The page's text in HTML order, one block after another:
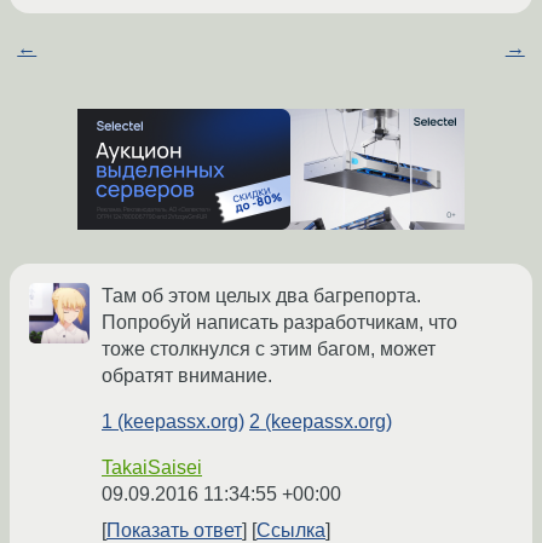
← →
Там об этом целых два багрепорта.
Попробуй написать разработчикам, что
тоже столкнулся с этим багом, может
обратят внимание.
1 (keepassx.org) 2 (keepassx.org)
TakaiSaisei
09.09.2016 11:34:55 +00:00
Показать ответ
Ссылка